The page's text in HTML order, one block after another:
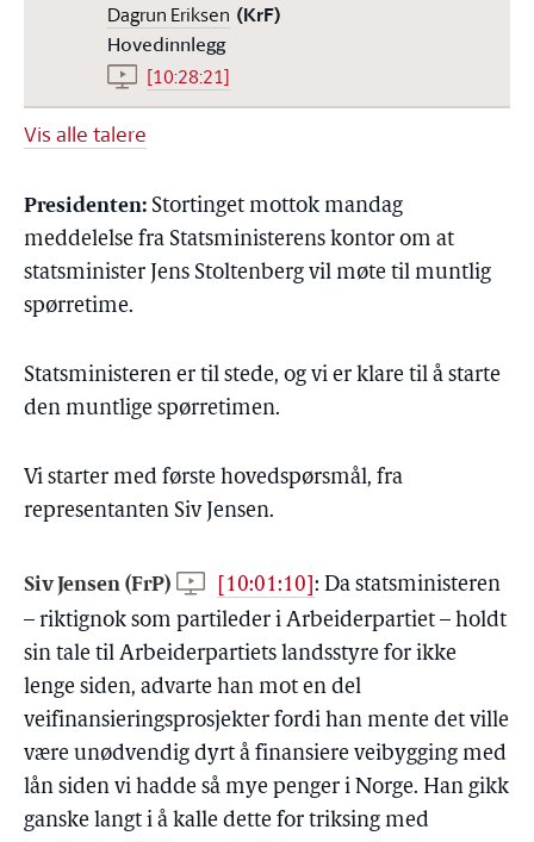
Dagrun Eriksen (KrF)
[10:28:21]
Hovedinnlegg
Vis alle talere
Presidenten: Stortinget mottok mandag
meddelelse fra Statsministerens kontor om at
statsminister Jens Stoltenberg vil møte til muntlig
spørretime.
Statsministeren er til stede, og vi er klare til å starte
den muntlige spørretimen.
Vi starter med første hovedspørsmål, fra
representanten Siv Jensen.
Siv Jensen (FrP) [10:01:10] : Da statsministeren
– riktignok som partileder i Arbeiderpartiet – holdt
sin tale til Arbeiderpartiets landsstyre for ikke
lenge siden, advarte han mot en del
veifinansieringsprosjekter fordi han mente det ville
være unødvendig dyrt å finansiere veibygging med
lån siden vi hadde så mye penger i Norge. Han gikk
ganske langt i å kalle dette for triksing med